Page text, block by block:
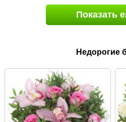
Показать
Недорогие